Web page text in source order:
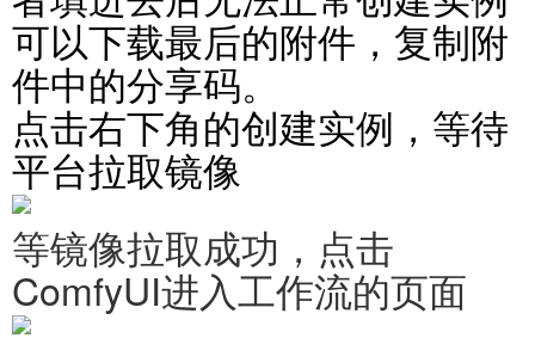
可以下载最后的附件，复制附
件中的分享码。
点击右下角的创建实例，等待
平台拉取镜像
等镜像拉取成功，点击
ComfyUI进入工作流的页面